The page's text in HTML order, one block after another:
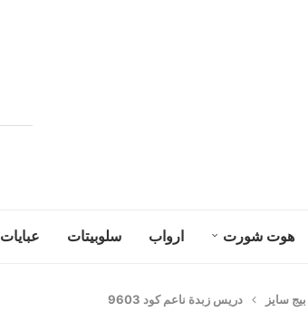
هوت شورت ارواب سلوبيتات عبايات
سايز دريس زبدة ناعم كود 9603